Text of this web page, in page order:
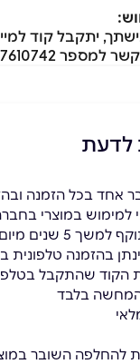
לדעת
אחד בכל הזמנה
למימוש במוצרי
שנים מיום הרכישה
בהזמנה טלפונית
שהתקבל בטלפון 03-
בלבד
להחלפה השובר